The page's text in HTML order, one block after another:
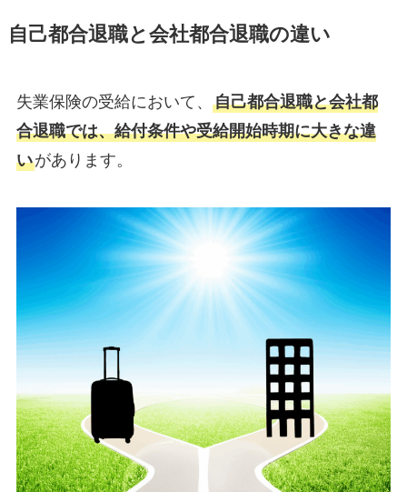
自己都合退職と会社都合退職の違い
失業保険の受給において、 自己都合退職と会社都
合退職では、給付条件や受給開始時期に大きな違
いがあります。